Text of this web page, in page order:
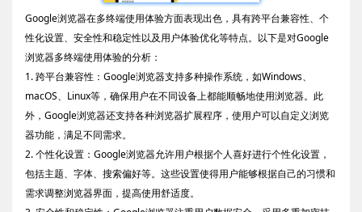
Google浏览器在多终端使用体验方面表现出色，具有跨平台兼容性、个
性化设置、安全性和稳定性以及用户体验优化等特点。以下是对Google
浏览器多终端使用体验的分析：
1. 跨平台兼容性：Google浏览器支持多种操作系统，如Windows、
macOS、Linux等，确保用户在不同设备上都能顺畅地使用浏览器。此
外，Google浏览器还支持各种浏览器扩展程序，使用户可以自定义浏览
器功能，满足不同需求。
2. 个性化设置：Google浏览器允许用户根据个人喜好进行个性化设置，
包括主题、字体、搜索偏好等。这些设置使得用户能够根据自己的习惯和
需求调整浏览器界面，提高使用舒适度。